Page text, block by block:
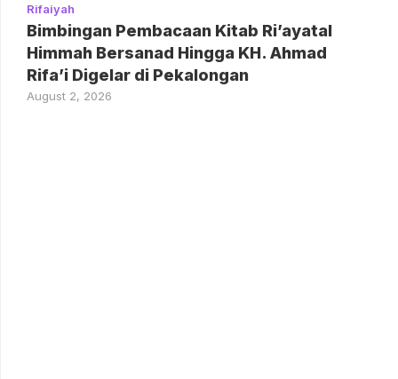
Rifaiyah
Bimbingan Pembacaan Kitab Ri’ayatal
Himmah Bersanad Hingga KH. Ahmad
Rifa’i Digelar di Pekalongan
August 2, 2026